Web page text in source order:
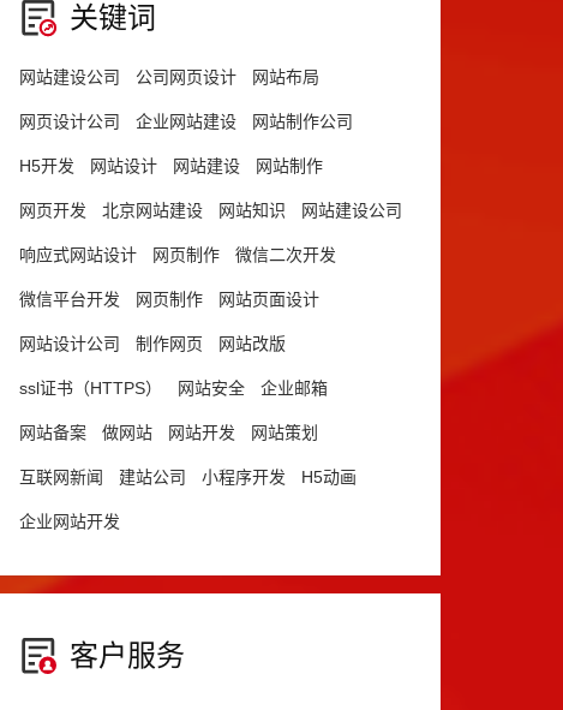
关键词
网站建设公司 公司网页设计 网站布局
网页设计公司 企业网站建设 网站制作公司
H5开发 网站设计 网站建设 网站制作
网页开发 北京网站建设 网站知识 网站建设公司
响应式网站设计 网页制作 微信二次开发
微信平台开发 网页制作 网站页面设计
网站设计公司 制作网页 网站改版
ssl证书（HTTPS） 网站安全 企业邮箱
网站备案 做网站 网站开发 网站策划
互联网新闻 建站公司 小程序开发 H5动画
企业网站开发
客户服务